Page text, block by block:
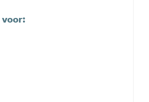
voor: